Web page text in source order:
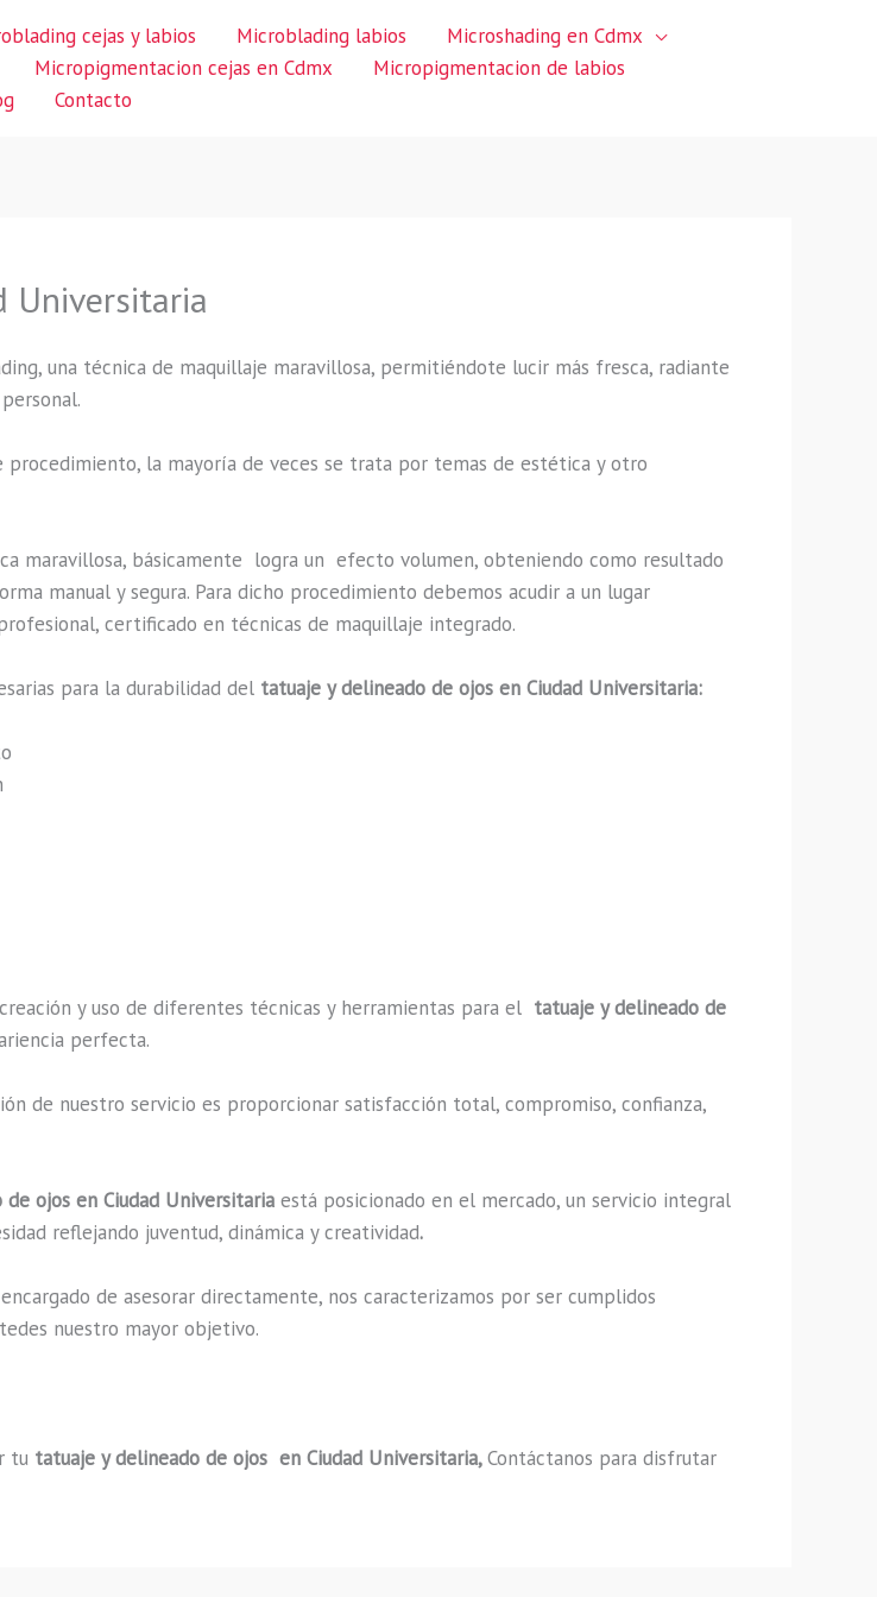
cejas y labios Microblading labios
Microshading en Cdmx
Micropigmentacion cejas en Cdmx
Micropigmentacion de labios
Contacto
Universitaria
una técnica de maquillaje maravillosa, permitiéndote lucir más fresca, radiante
la mayoría de veces se trata por temas de estética y otro
maravillosa, básicamente logra un efecto volumen, obteniendo como resultado
manual y segura. Para dicho procedimiento debemos acudir a un lugar
certificado en técnicas de maquillaje integrado.
para la durabilidad del tatuaje y delineado de ojos en Ciudad Universitaria:
y uso de diferentes técnicas y herramientas para el tatuaje y delineado de
perfecta.
de nuestro servicio es proporcionar satisfacción total, compromiso, confianza,
ojos en Ciudad Universitaria está posicionado en el mercado, un servicio integral
reflejando juventud, dinámica y creatividad.
de asesorar directamente, nos caracterizamos por ser cumplidos
nuestro mayor objetivo.
tu tatuaje y delineado de ojos en Ciudad Universitaria,Contáctanos para disfrutar